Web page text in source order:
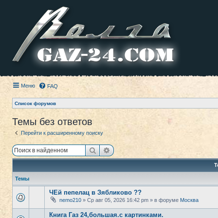
Меню FAQ
Список форумов
Темы без ответов
Перейти к расширенному поиску
ПоискРасширенный поиск
Темы
ЧЕй пепелац в Зябликово ??
nemo210 » Ср авг 05, 2026 16:42 pm » в форуме Москва
Книга Газ 24,большая.с картинками.